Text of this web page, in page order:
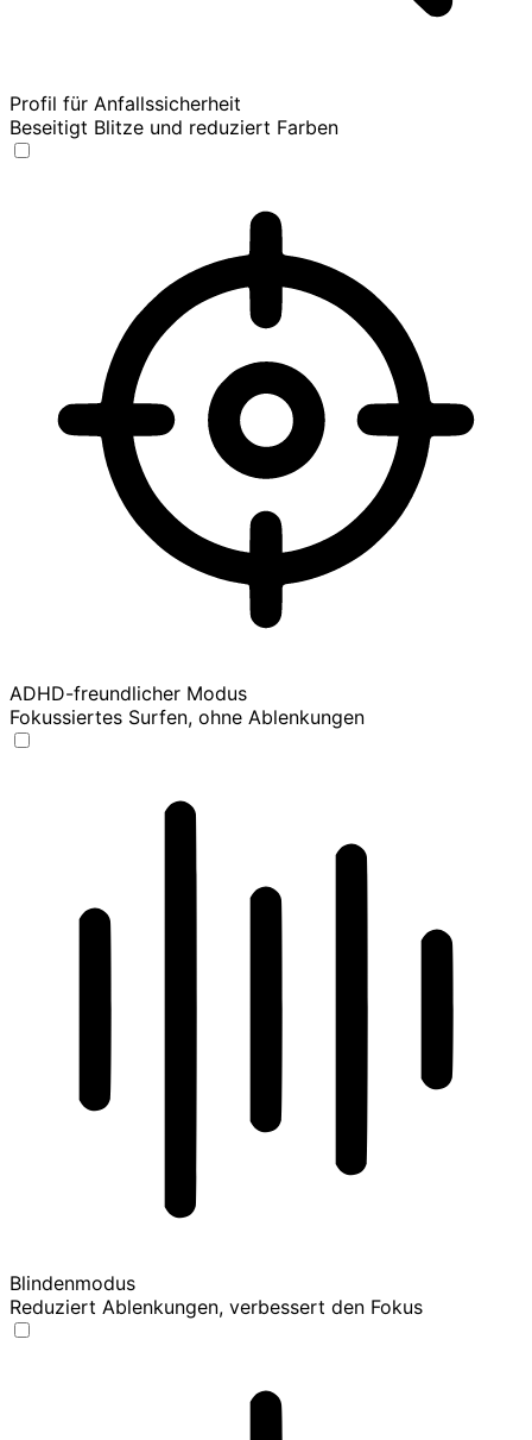
Profil für Anfallssicherheit
Beseitigt Blitze und reduziert Farben
ADHD-freundlicher Modus
Fokussiertes Surfen, ohne Ablenkungen
Blindenmodus
Reduziert Ablenkungen, verbessert den Fokus